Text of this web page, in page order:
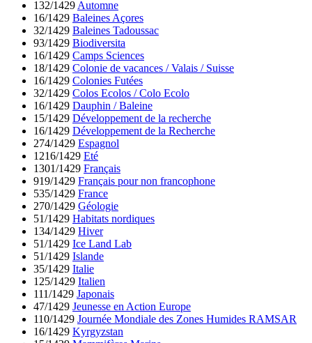
132/1429 Automne
16/1429 Baleines Açores
32/1429 Baleines Tadoussac
93/1429 Biodiversita
16/1429 Camps Sciences
18/1429 Colonie de vacances / Valais / Suisse
16/1429 Colonies Futées
32/1429 Colos Ecolos / Colo Ecolo
16/1429 Dauphin / Baleine
15/1429 Développement de la recherche
16/1429 Développement de la Recherche
274/1429 Espagnol
1216/1429 Eté
1301/1429 Français
919/1429 Français pour non francophone
535/1429 France
270/1429 Géologie
51/1429 Habitats nordiques
134/1429 Hiver
51/1429 Ice Land Lab
51/1429 Islande
35/1429 Italie
125/1429 Italien
111/1429 Japonais
47/1429 Jeunesse en Action Europe
110/1429 Journée Mondiale des Zones Humides RAMSAR
16/1429 Kyrgyzstan